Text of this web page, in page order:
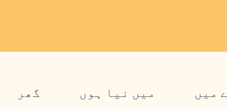
گھر میں نیا ہوں میں